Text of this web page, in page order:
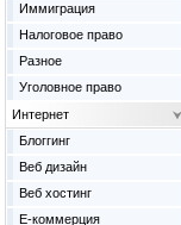
Иммиграция
Налоговое право
Разное
Уголовное право
Интернет
Блоггинг
Веб дизайн
Веб хостинг
Е-коммерция